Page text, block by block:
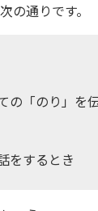
の通りです。
の「のり」を
をするとき